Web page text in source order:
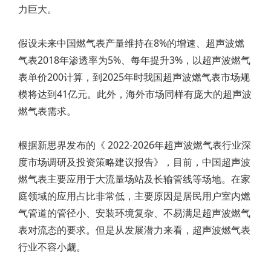
力巨大。
假设未来中国燃气表产量维持在8%的增速、超声波燃
气表2018年渗透率为5%、每年提升3%，以超声波燃气
表单价200计算，到2025年时我国超声波燃气表市场规
模将达到41亿元。此外，海外市场同样有庞大的超声波
燃气表需求。
根据新思界发布的《 2022-2026年超声波燃气表行业深
度市场调研及投资策略建议报告》，目前，中国超声波
燃气表主要应用于大流量场站及长输管线等场地。在家
庭领域的应用占比非常低，主要原因是居民用户室内燃
气管道的管径小、安装环境复杂、不易满足超声波燃气
表对流态的要求。但是从发展潜力来看，超声波燃气表
行业不容小觑。